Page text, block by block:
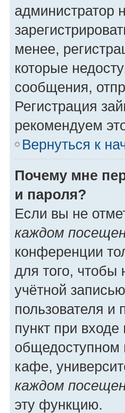
администратор
менее,
которые
сообщения,
Регистрация
рекомендуем
Вернуться к
Почему мне
и пароля?
Если вы не
каждом
конференции
для того, чтобы
учётной
пользователя
пункт при
общедоступном
кафе,
каждом
эту функцию.